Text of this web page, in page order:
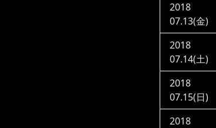
2018
07.13(金)
2018
07.14(土)
2018
07.15(日)
2018